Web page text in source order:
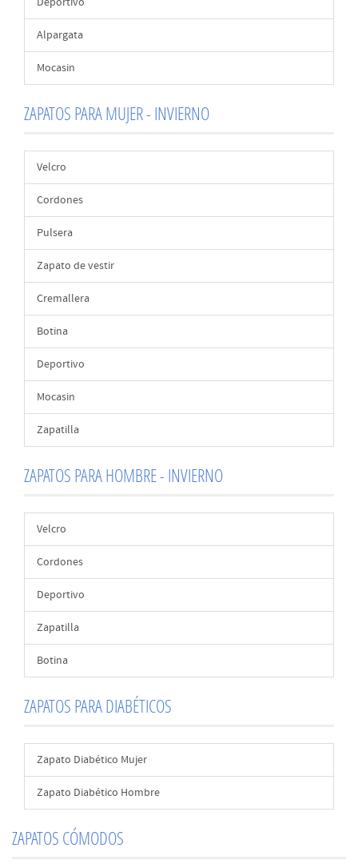
Alpargata
Mocasin
ZAPATOS PARA MUJER - INVIERNO
Velcro
Cordones
Pulsera
Zapato de vestir
Cremallera
Botina
Deportivo
Mocasin
Zapatilla
ZAPATOS PARA HOMBRE - INVIERNO
Velcro
Cordones
Deportivo
Zapatilla
Botina
ZAPATOS PARA DIABÉTICOS
Zapato Diabético Mujer
Zapato Diabético Hombre
ZAPATOS CÓMODOS